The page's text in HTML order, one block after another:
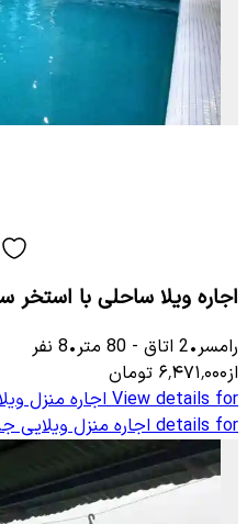
اجاره ویلا ساحلی با استخر
رامسر•
2 اتاق -
80 متر•
8 نفر
از۶٬۴۷۱٬۰۰۰ تومان
View details for اجاره منزل
details for اجاره منزل ویلایی